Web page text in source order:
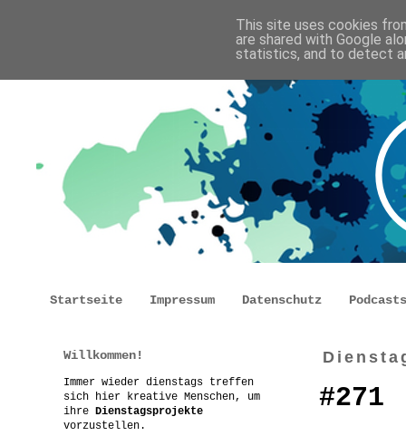
Startseite Impressum Datenschutz Podcasts
#271
Willkommen!
Immer wieder dienstags treffen
sich hier kreative Menschen, um
ihre Dienstagsprojekte
vorzustellen.
This site uses cookies
are shared with Google
statistics, and to detect